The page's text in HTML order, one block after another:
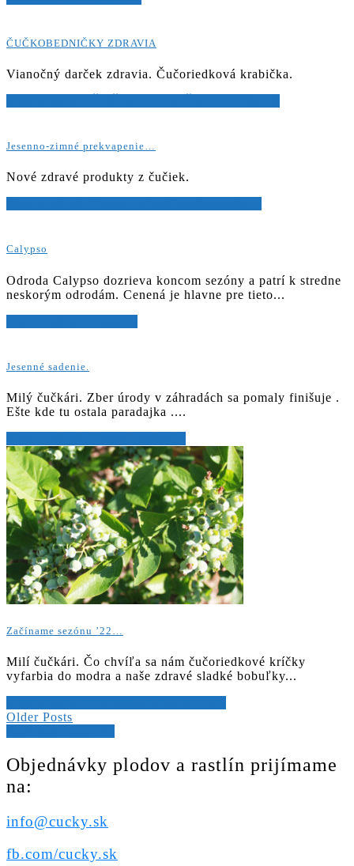
ČUČKOBEDNIČKY ZDRAVIA
Vianočný darček zdravia. Čučoriedková krabička.
Jesenno-zimné prekvapenie…
Nové zdravé produkty z čučiek.
Calypso
Odroda Calypso dozrieva koncom sezóny a patrí k stredne
neskorým odrodám. Cenená je hlavne pre tieto...
Jesenné sadenie.
Milý čučkári. Zber úrody v záhradách sa pomaly finišuje .
Ešte kde tu ostala paradajka ....
Začíname sezónu ’22…
Milí čučkári. Čo chvíľa sa nám čučoriedkové kríčky
vyfarbia do modra a naše zdravé sladké bobuľky...
Navigácia
v
článkoch
Older Posts
Objednávky plodov a rastlín prijímame
na:
info@cucky.sk
fb.com/cucky.sk